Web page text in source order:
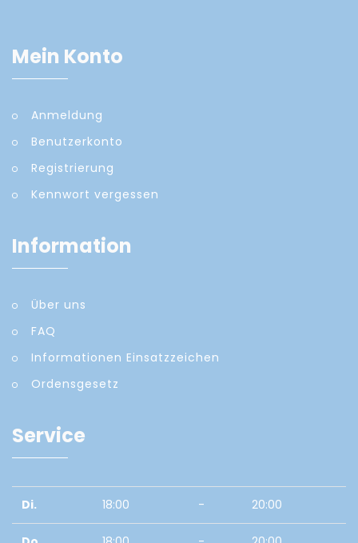
Mein Konto
Anmeldung
Benutzerkonto
Registrierung
Kennwort vergessen
Information
Über uns
FAQ
Informationen Einsatzzeichen
Ordensgesetz
Service
Di. 18:00 - 20:00